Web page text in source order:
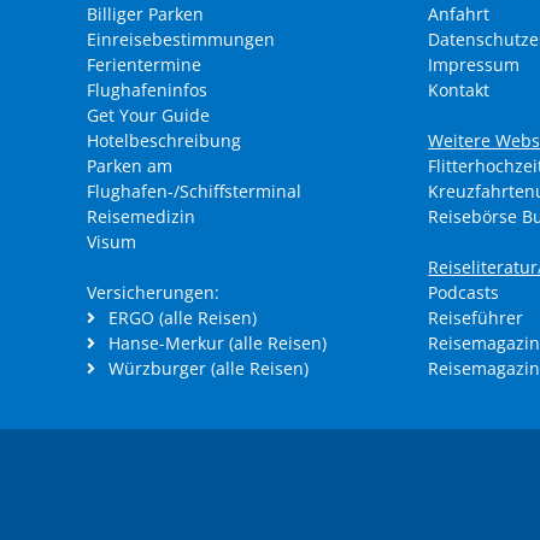
Billiger Parken
Einreisebestimmungen
Ferientermine
Flughafeninfos
Get Your Guide
Hotelbeschreibung
Parken am
Flughafen-/Schiffsterminal
Reisemedizin
Visum
Versicherungen:
ERGO (alle Reisen)
Hanse-Merkur (alle Reisen)
Würzburger (alle Reisen)
Anfahrt
Impressum
Kontakt
Weitere
Reisebörse
Podcasts
Reiseführer